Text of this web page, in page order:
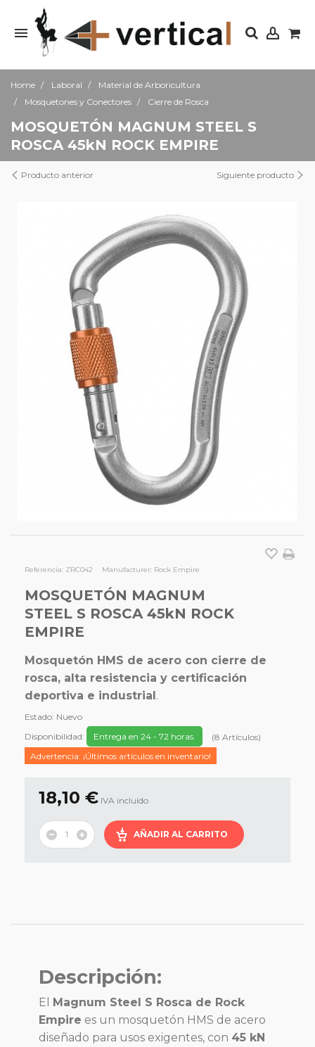
Home Laboral
Material de Arboricultura
Mosquetones y Conectores
Cierre de Rosca
MOSQUETÓN MAGNUM STEEL S
ROSCA 45kN ROCK EMPIRE
Producto anterior Siguiente producto
Referencia: ZRC042 Manufacturer: Rock Empire
MOSQUETÓN MAGNUM
STEEL S ROSCA 45kN ROCK
EMPIRE
Mosquetón HMS de acero con cierre de
rosca, alta resistencia y certificación
deportiva e industrial.
Estado: Nuevo
Disponibilidad:
Entrega en 24 - 72 horas. (8 Artículos)
Advertencia: ¡Últimos artículos en inventario!
18,10 € IVA incluído
AÑADIR AL CARRITO
Descripción:
El Magnum Steel S Rosca de Rock
Empire es un mosquetón HMS de acero
diseñado para usos exigentes, con 45 kN